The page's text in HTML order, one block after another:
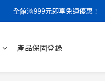
門市限定｜現金結帳不限金額 95 折
產品保固登錄